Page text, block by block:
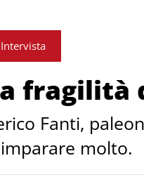
Intervista
fragilità
Fanti,
molto.